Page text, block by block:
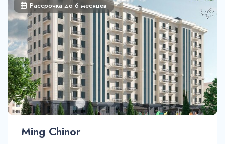
Рассрочка до 6 месяцев
Ming Chinor